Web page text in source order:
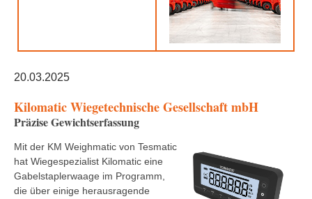
20.03.2025
Kilomatic Wiegetechnische Gesellschaft mbH
Präzise Gewichtserfassung
Mit der KM Weighmatic von Tesmatic
hat Wiegespezialist Kilomatic eine
Gabelstaplerwaage im Programm,
die über einige herausragende